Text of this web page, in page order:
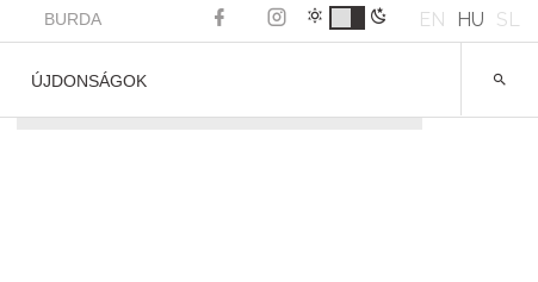
BURDA EN HU SL
ÚJDONSÁGOK